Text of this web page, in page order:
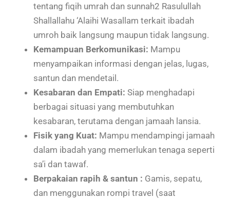
tentang fiqih umrah dan sunnah2 Rasulullah
Shallallahu ‘Alaihi Wasallam terkait ibadah
umroh baik langsung maupun tidak langsung.
Kemampuan Berkomunikasi: Mampu
menyampaikan informasi dengan jelas, lugas,
santun dan mendetail.
Kesabaran dan Empati: Siap menghadapi
berbagai situasi yang membutuhkan
kesabaran, terutama dengan jamaah lansia.
Fisik yang Kuat: Mampu mendampingi jamaah
dalam ibadah yang memerlukan tenaga seperti
sa’i dan tawaf.
Berpakaian rapih & santun : Gamis, sepatu,
dan menggunakan rompi travel (saat